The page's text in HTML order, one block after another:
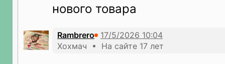
нового товара
Rambrero
Хохмач • На сайте 17 лет